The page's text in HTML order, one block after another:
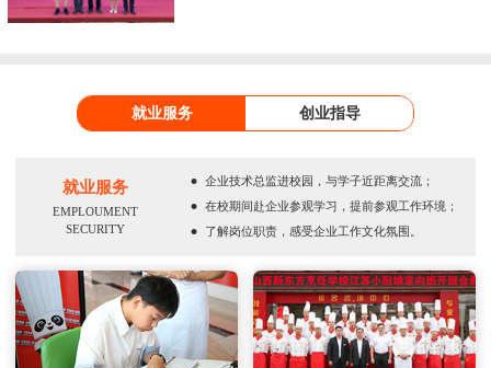
就业服务 创业指导
就业服务
EMPLOUMENT
SECURITY
· 企业技术总监进校园，与学子近距离交流；
· 在校期间赴企业参观学习，提前参观工作环境；
· 了解岗位职责，感受企业工作文化氛围。